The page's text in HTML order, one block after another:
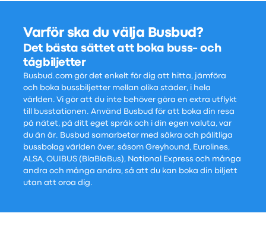
Varför ska du välja Busbud?
Det bästa sättet att boka buss- och
tågbiljetter
Busbud.com gör det enkelt för dig att hitta, jämföra
och boka bussbiljetter mellan olika städer, i hela
världen. Vi gör att du inte behöver göra en extra utflykt
till busstationen. Använd Busbud för att boka din resa
på nätet, på ditt eget språk och i din egen valuta, var
du än är. Busbud samarbetar med säkra och pålitliga
bussbolag världen över, såsom Greyhound, Eurolines,
ALSA, OUIBUS (BlaBlaBus), National Express och många
andra och många andra, så att du kan boka din biljett
utan att oroa dig.